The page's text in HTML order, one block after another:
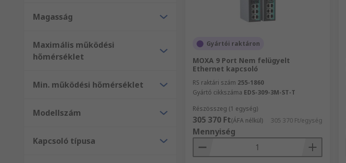
Magasság
Maximális működési
hőmérséklet
Min. működési hőmérséklet
Modellszám
Kapcsoló típusa
Gyártói raktáron
MOXA 9 Port Nem felügyelt
Ethernet kapcsoló
RS raktári szám 255-1860
Gyártó cikkszáma EDS-309-3M-ST-T
Részösszeg (1 egység)
305 370 Ft(ÁFA nélkül) 305 370 Ft/egység
Mennyiség